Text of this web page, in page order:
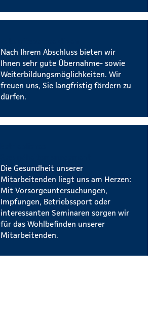
Nach Ihrem Abschluss bieten wir
Ihnen sehr gute Übernahme- sowie
Weiterbildungsmöglichkeiten. Wir
freuen uns, Sie langfristig fördern zu
dürfen.
Die Gesundheit unserer
Mitarbeitenden liegt uns am Herzen:
Mit Vorsorgeuntersuchungen,
Impfungen, Betriebssport oder
interessanten Seminaren sorgen wir
für das Wohlbefinden unserer
Mitarbeitenden.